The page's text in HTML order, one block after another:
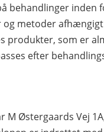
behandlinger inden
metoder
produkter, som er
efter
M Østergaards Vej